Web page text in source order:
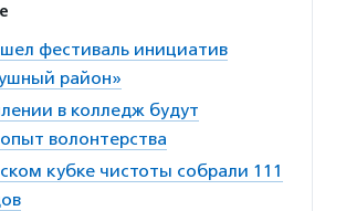
фестиваль инициатив
район»
в колледж будут
волонтерства
кубке чистоты собрали 111